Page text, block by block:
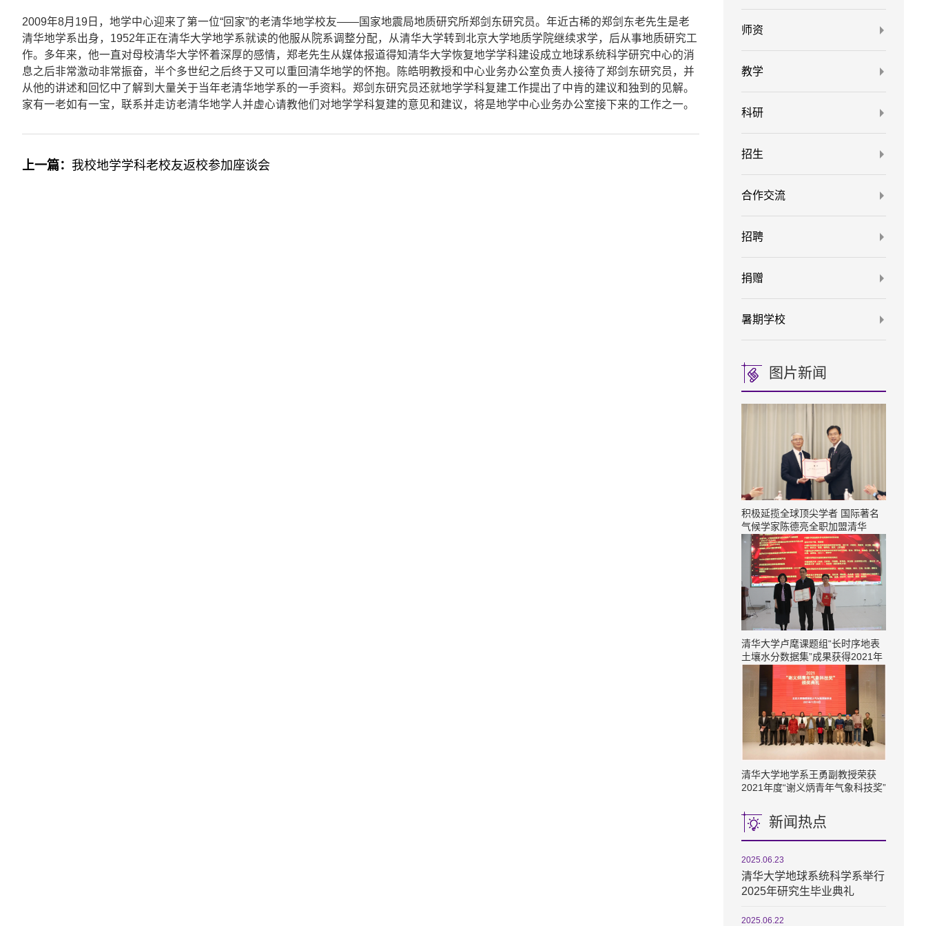
师资
教学
科研
招生
合作交流
招聘
捐赠
暑期学校
图片新闻
积极延揽全球顶尖学者 国际著名
气候学家陈德亮全职加盟清华
清华大学卢麾课题组“长时序地表
土壤水分数据集”成果获得2021年
度十大最具价值共享开放遥感数据
集奖项
清华大学地学系王勇副教授荣获​
2021年度“谢义炳青年气象科技奖”
新闻热点
2025.06.23
清华大学地球系统科学系举行
2025年研究生毕业典礼
2025.06.22
2009年8月19日，地学中心迎来了第一位“回家”的老清华地学校友——国家地震局地质研究所郑剑东研究员。年近古稀的郑剑东老先生是老
清华地学系出身，1952年正在清华大学地学系就读的他服从院系调整分配，从清华大学转到北京大学地质学院继续求学，后从事地质研究工
作。多年来，他一直对母校清华大学怀着深厚的感情，郑老先生从媒体报道得知清华大学恢复地学学科建设成立地球系统科学研究中心的消
息之后非常激动非常振奋，半个多世纪之后终于又可以重回清华地学的怀抱。陈皓明教授和中心业务办公室负责人接待了郑剑东研究员，并
从他的讲述和回忆中了解到大量关于当年老清华地学系的一手资料。郑剑东研究员还就地学学科复建工作提出了中肯的建议和独到的见解。
家有一老如有一宝，联系并走访老清华地学人并虚心请教他们对地学学科复建的意见和建议，将是地学中心业务办公室接下来的工作之一。
上一篇： 我校地学学科老校友返校参加座谈会